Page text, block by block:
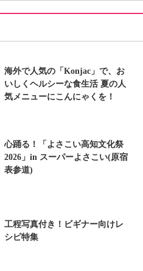
海外で人気の「Konjac」で、お
いしくヘルシーな食生活 夏の人
気メニューにこんにゃくを！
心踊る！「よさこい高知文化祭
2026」in スーパーよさこい(原宿
表参道)
工程写真付き！ビギナー向けレ
シピ特集